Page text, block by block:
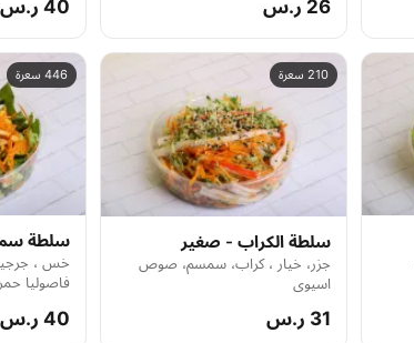
26 ر.س 40 ر.س
210 سعرة
سلطة الكراب - صغير
جزر، خيار ، كراب، سمسم، صوص
اسيوي
31 ر.س
446 سعرة
سلطة
خس ، جرجير
فاصوليا
على الفول
40 ر.س